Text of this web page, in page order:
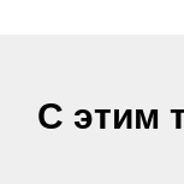
С этим